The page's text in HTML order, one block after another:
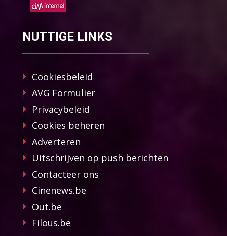
NUTTIGE LINKS
Cookiesbeleid
AVG Formulier
Privacybeleid
Cookies beheren
Adverteren
Uitschrijven op push berichten
Contacteer ons
Cinenews.be
Out.be
Filous.be